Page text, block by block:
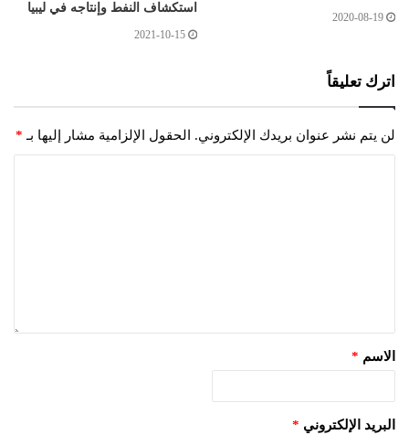
2020-08-19
استكشاف النفط وإنتاجه في ليبيا
2021-10-15
اترك تعليقاً
لن يتم نشر عنوان بريدك الإلكتروني. الحقول الإلزامية مشار إليها بـ *
الاسم *
البريد الإلكتروني *